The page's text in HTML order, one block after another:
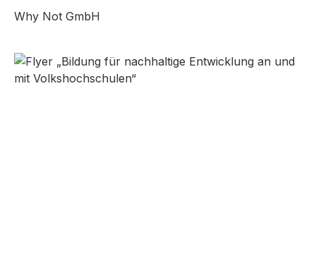
Why Not GmbH
Bildergalerie überspringen